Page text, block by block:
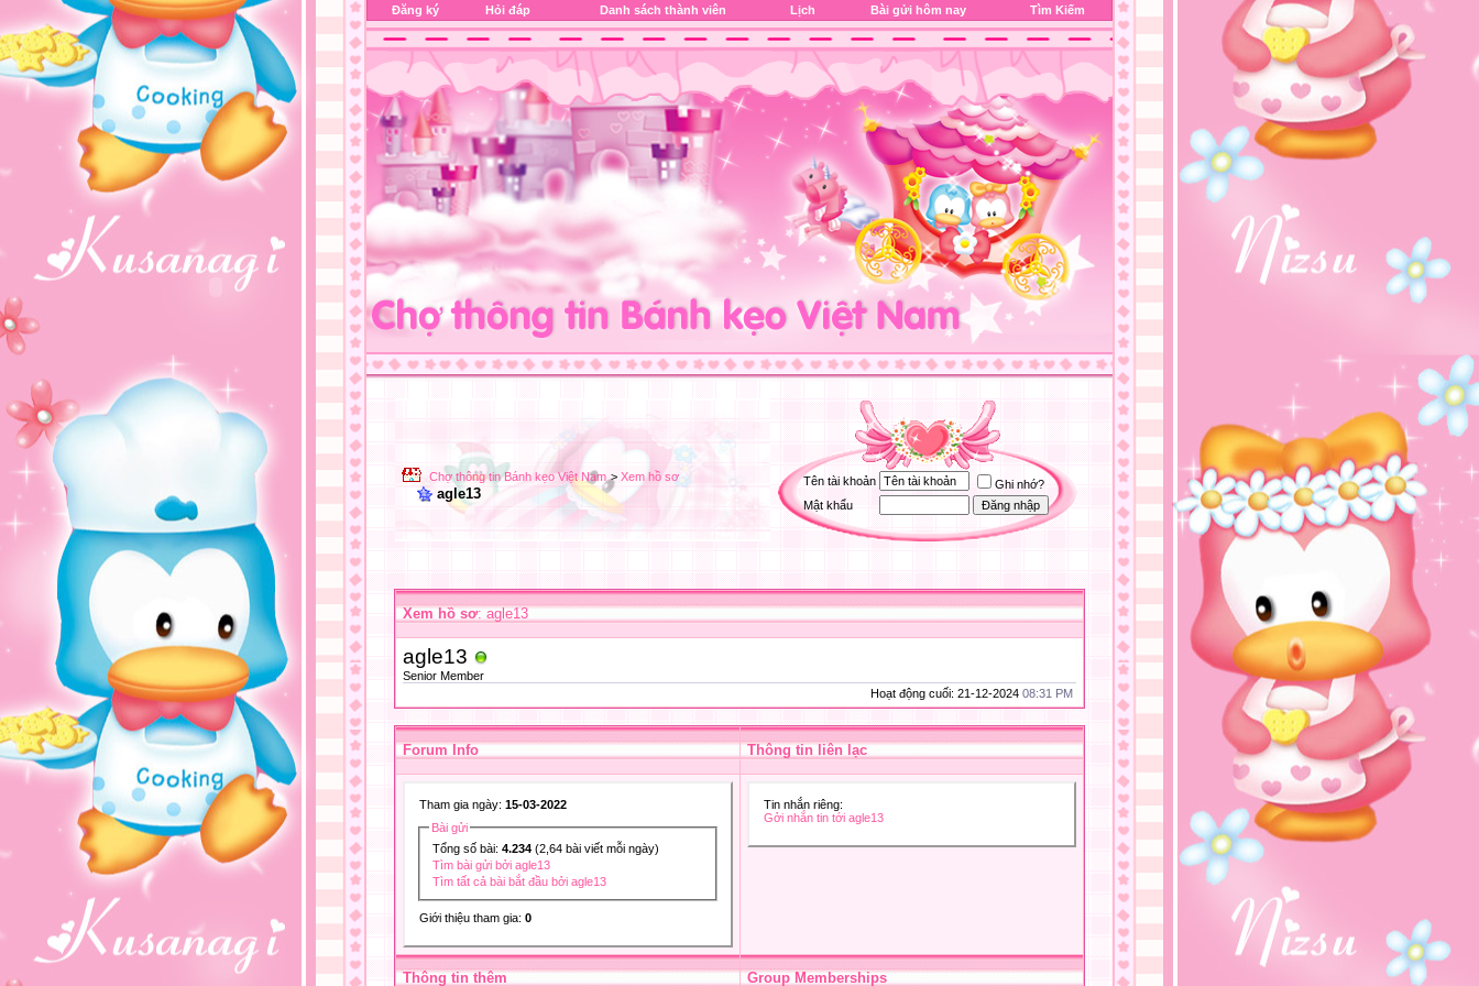
Đăng ký Hỏi đáp Danh sách thành viên Lịch Bài gửi hôm nay Tìm Kiếm
Chợ thông tin Bánh kẹo Việt Nam > Xem hồ sơ
agle13
Tên tài khoản
Ghi nhớ?
Mật khẩu
Xem hồ sơ: agle13
agle13
Senior Member
Hoạt động cuối: 21-12-2024 08:31 PM
Forum Info Thông tin liên lạc
Tham gia ngày: 15-03-2022
Bài gửi
Tổng số bài:4.234 (2,64 bài viết mỗi ngày)
Tìm bài gửi bởi agle13
Tìm tất cả bài bắt đầu bởi agle13
Giới thiệu tham gia: 0
Tin nhắn riêng:
Gởi nhắn tin tới agle13
Thông tin thêm Group Memberships